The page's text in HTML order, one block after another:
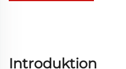
Introduktion